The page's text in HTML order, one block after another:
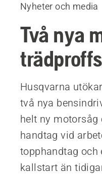
Nyheter och media
Två nya
trädproffs
Husqvarna
två nya
helt ny motorsåg
handtag vid
topphandtag
kallstart än